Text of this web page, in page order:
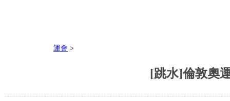
運會 >
[跳水]倫敦奧